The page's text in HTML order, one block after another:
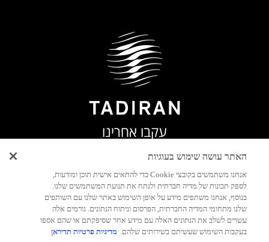
עקבו אחרינו
האתר עושה שימוש בעוגיות
אנחנו משתמשים בקובצי Cookie כדי להתאים אישית תוכן ומודעות,
לספק תכונות של מדיה חברתית ולנתח את תנועת המשתמשים שלנו.
בנוסף, אנחנו משתפים מידע על אופן השימוש באתר שלנו עם השותפים
שלנו מתחומי המדיה החברתית, הפרסום וניתוח הנתונים. גורמים אלה
עשויים לשלב את הנתונים האלה עם מידע אחר שסיפקתם או שהם אספו
בעקבות השימוש שעשיתם בשירותים שלהם. מדיניות פרטיות תדיראן